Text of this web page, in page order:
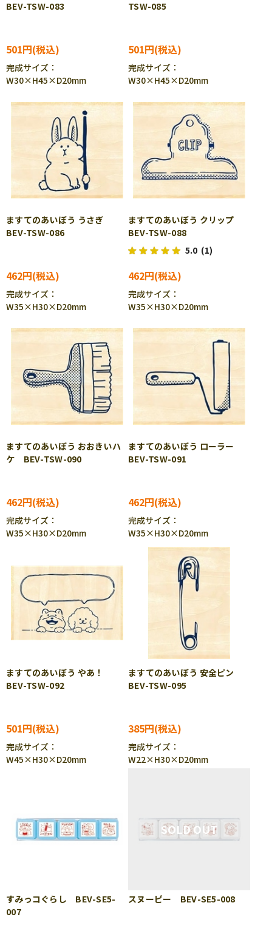
BEV-TSW-083
501円
完成サイズ：
W30×H45×D20mm
TSW-085
501円
完成サイズ：
W30×H45×D20mm
ますてのあいぼう うさぎ
BEV-TSW-086
462円
完成サイズ：
W35×H30×D20mm
ますてのあいぼう クリップ
BEV-TSW-088
5.0 (1)
462円
完成サイズ：
W35×H30×D20mm
ますてのあいぼう おおきいハ
ケ BEV-TSW-090
462円
完成サイズ：
W35×H30×D20mm
ますてのあいぼう ローラー
BEV-TSW-091
462円
完成サイズ：
W35×H30×D20mm
ますてのあいぼう やあ！
BEV-TSW-092
501円
完成サイズ：
W45×H30×D20mm
ますてのあいぼう 安全ピン
BEV-TSW-095
385円
完成サイズ：
W22×H30×D20mm
すみっコぐらし BEV-SE5-
007
スヌーピー BEV-SE5-008